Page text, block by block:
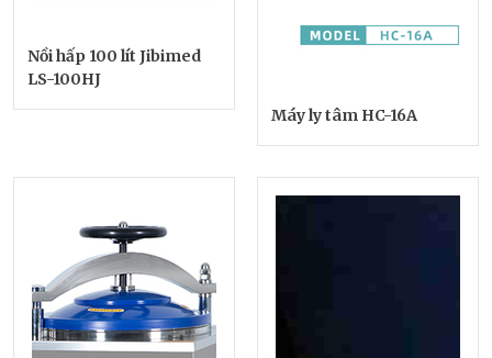
Nồi hấp 100 lít Jibimed
LS-100HJ
Máy ly tâm HC-16A